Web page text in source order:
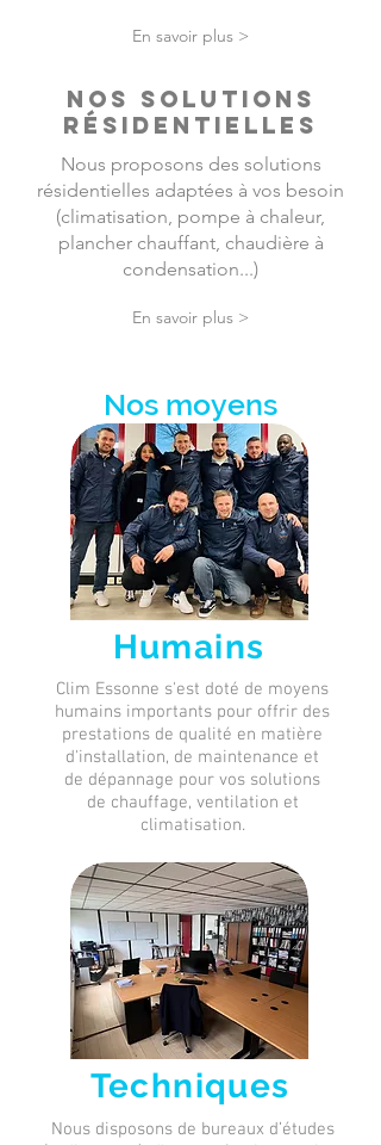
En savoir plus >
nOS SOLUTIONS
RÉSIDENTIELLES
Nous proposons des solutions
résidentielles adaptées à vos besoin
(climatisation, pompe à chaleur,
plancher chauffant, chaudière à
condensation...)
En savoir plus >
Nos moyens
Humains
Clim Essonne s'est doté de moyens
humains importants pour offrir des
prestations de qualité en matière
d'installation, de maintenance et
de dépannage pour vos solutions
de chauffage, ventilation et
climatisation.
Techniques
Nous disposons de bureaux d’études